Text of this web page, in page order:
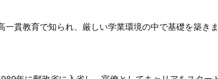
一貫教育で知られ、厳しい学業環境の中で基礎を築きま